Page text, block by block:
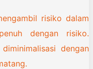
risiko dalam
dengan risiko.
dengan